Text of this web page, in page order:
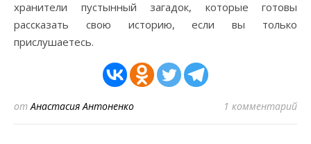
хранители пустынный загадок, которые готовы
рассказать свою историю, если вы только
прислушаетесь.
отАнастасия Антоненко 1 комментарий